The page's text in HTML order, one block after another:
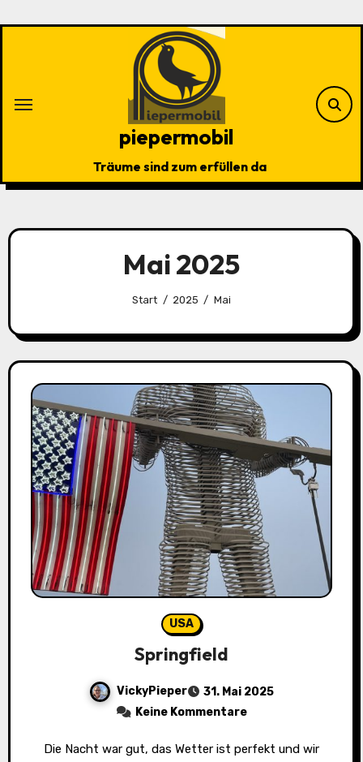
piepermobil
Träume sind zum erfüllen da
Mai 2025
Start 2025 Mai
USA
Springfield
VickyPieper
31. Mai 2025
Keine Kommentare
Die Nacht war gut, das Wetter ist perfekt und wir